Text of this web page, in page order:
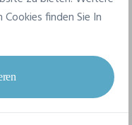
finden Sie In